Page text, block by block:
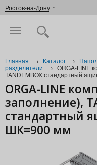
Ростов-на-Дону
Главная → Каталог →
разделители → ORGA-LINE
TANDEMBOX стандартный
ORGA-LINE
заполнение),
стандартный
ШК=900 мм